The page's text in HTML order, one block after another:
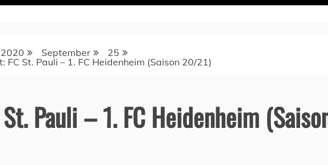
2020 September
25
FC St. Pauli – 1. FC Heidenheim (Saison 20/21)
Pauli – 1. FC Heidenheim